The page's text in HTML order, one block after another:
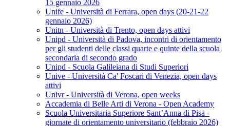
15 gennaio 2026
Unife - Università di Ferrara, open days (20-21-22
gennaio 2026)
Unitn - Università di Trento, open days attivi
Unipd - Università di Padova, incontri di orientamento
per gli studenti delle classi quarte e quinte della scuola
secondaria di secondo grado
Unipd - Scuola Galileiana di Studi Superiori
Unive - Università Ca' Foscari di Venezia, open days
attivi
Univr - Università di Verona, open weeks
Accademia di Belle Arti di Verona - Open Academy
Scuola Universitaria Superiore Sant’Anna di Pisa -
giornate di orientamento universitario (febbraio 2026)